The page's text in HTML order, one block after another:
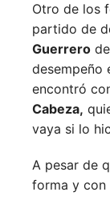
Otro de los
partido de
Guerrero
desempeño
encontró
Cabeza,
vaya si lo
A pesar de
forma y con